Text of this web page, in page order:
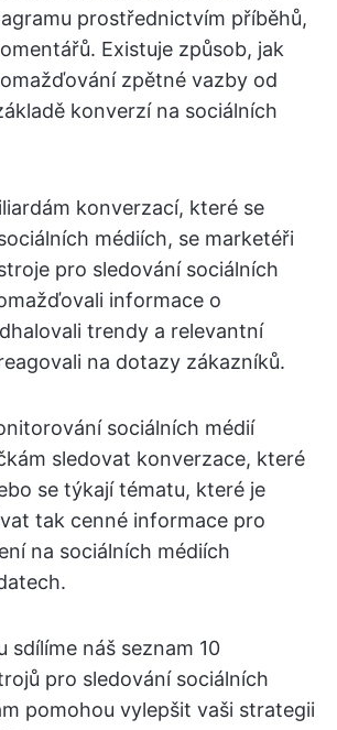
prostřednictvím příběhů,
Existuje způsob, jak
zpětné vazby od
konverzí na sociálních
konverzací, které se
médiích, se marketéři
pro sledování sociálních
informace o
trendy a relevantní
na dotazy zákazníků.
sociálních médií
sledovat konverzace, které
se týkají tématu, které je
tak cenné informace pro
na sociálních médiích
sdílíme náš seznam 10
pro sledování sociálních
pomohou vylepšit vaši strategii